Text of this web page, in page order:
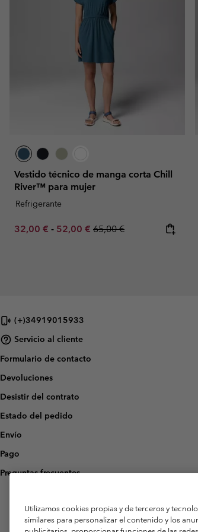
Vestido técnico de manga corta Chill
River™ para mujer
Refrigerante
Minimum sale price:
32,00 € - Maximum sale price:
52,00 € Regular price:
65,00 €
(+)34919015933
Servicio al cliente
Formulario de contacto
Devoluciones
Desistir del contrato
Estado del pedido
Envío
Pago
Preguntas frecuentes
Utilizamos cookies propias y de terceros y
similares para personalizar el contenido y los